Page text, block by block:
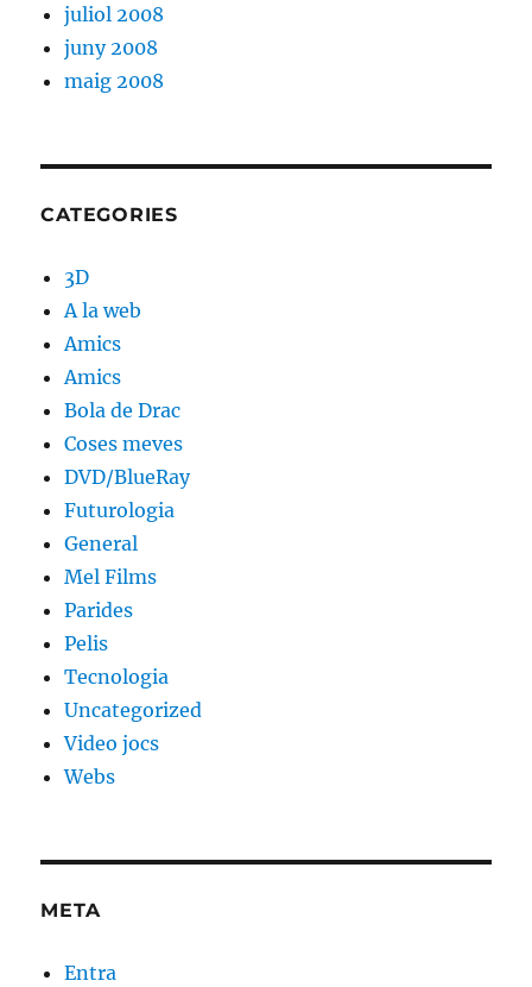
juliol 2008
juny 2008
maig 2008
CATEGORIES
3D
A la web
Amics
Amics
Bola de Drac
Coses meves
DVD/BlueRay
Futurologia
General
Mel Films
Parides
Pelis
Tecnologia
Uncategorized
Video jocs
Webs
META
Entra